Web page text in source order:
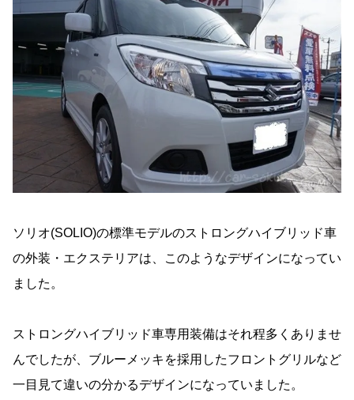
ソリオ(SOLIO)の標準モデルのストロングハイブリッド車
の外装・エクステリアは、このようなデザインになってい
ました。
ストロングハイブリッド車専用装備はそれ程多くありませ
んでしたが、ブルーメッキを採用したフロントグリルなど
一目見て違いの分かるデザインになっていました。